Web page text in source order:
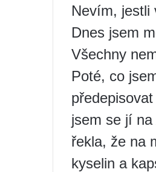
Nevím, jestli
Dnes jsem
Všechny
Poté, co
jsem se jí
řekla, že na
kyselin a